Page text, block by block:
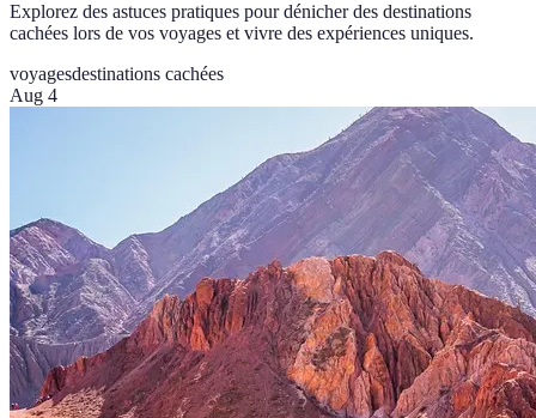
Explorez des astuces pratiques pour dénicher des destinations
cachées lors de vos voyages et vivre des expériences uniques.
voyagesdestinations cachées
Aug 4